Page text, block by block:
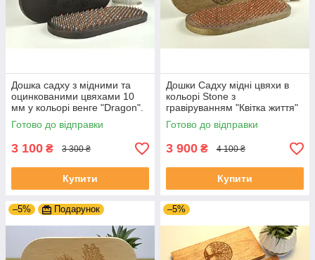
Дошка садху з мідними та
оцинкованими цвяхами 10
мм у кольорі венге "Dragon".
Дошка для стояння на
цвяхах.
Готово до відправки
3 100 ₴ 3 300 ₴
Купити
Дошки Садху мідні цвяхи в
кольорі Stone з
гравіруванням "Квітка життя"
для новачків з кроком 1 см.
Готово до відправки
3 900 ₴ 4 100 ₴
Купити
–5% Подарунок –5%